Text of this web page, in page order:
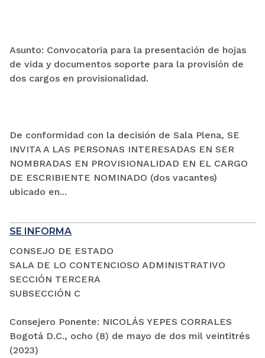
Asunto: Convocatoria para la presentación de hojas
de vida y documentos soporte para la provisión de
dos cargos en provisionalidad.
De conformidad con la decisión de Sala Plena, SE
INVITA A LAS PERSONAS INTERESADAS EN SER
NOMBRADAS EN PROVISIONALIDAD EN EL CARGO
DE ESCRIBIENTE NOMINADO (dos vacantes)
ubicado en...
SE INFORMA
CONSEJO DE ESTADO
SALA DE LO CONTENCIOSO ADMINISTRATIVO
SECCIÓN TERCERA
SUBSECCIÓN C
Consejero Ponente: NICOLÁS YEPES CORRALES
Bogotá D.C., ocho (8) de mayo de dos mil veintitrés
(2023)